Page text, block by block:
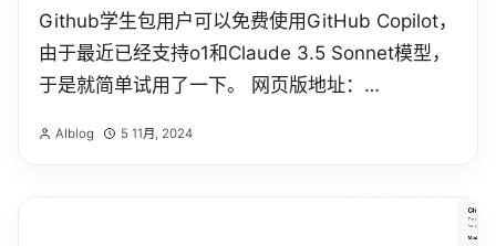
Github学生包用户可以免费使用GitHub Copilot，
由于最近已经支持o1和Claude 3.5 Sonnet模型，
于是就简单试用了一下。 网页版地址：
也支持附件上传，可以问自己的GitHub仓库...
AIblog 5 11月, 2024